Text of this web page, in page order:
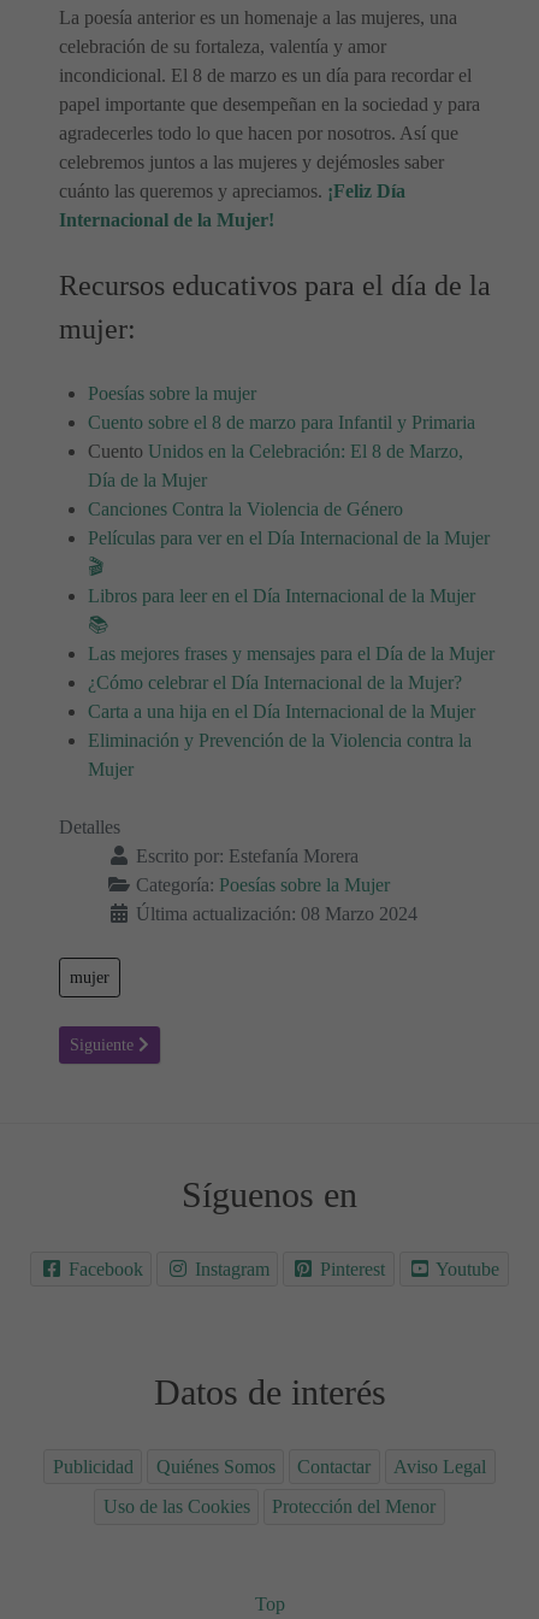
La poesía anterior es un homenaje a las mujeres, una
celebración de su fortaleza, valentía y amor
incondicional. El 8 de marzo es un día para recordar el
papel importante que desempeñan en la sociedad y para
agradecerles todo lo que hacen por nosotros. Así que
celebremos juntos a las mujeres y dejémosles saber
cuánto las queremos y apreciamos. ¡Feliz Día
Internacional de la Mujer!
Recursos educativos para el día de la
mujer:
Poesías sobre la mujer
Cuento sobre el 8 de marzo para Infantil y Primaria
Cuento Unidos en la Celebración: El 8 de Marzo,
Día de la Mujer
Canciones Contra la Violencia de Género
Películas para ver en el Día Internacional de la Mujer
🎬
Libros para leer en el Día Internacional de la Mujer
📚
Las mejores frases y mensajes para el Día de la Mujer
¿Cómo celebrar el Día Internacional de la Mujer?
Carta a una hija en el Día Internacional de la Mujer
Eliminación y Prevención de la Violencia contra la
Mujer
Detalles
Escrito por: Estefanía Morera
Categoría: Poesías sobre la Mujer
Última actualización: 08 Marzo 2024
mujer
Artículo siguiente: Un llamado por la eliminación de la violencia
Siguiente
Síguenos en
Facebook Instagram Pinterest Youtube
Datos de interés
Publicidad Quiénes Somos Contactar
Aviso Legal
Uso de las Cookies
Protección del Menor
Top